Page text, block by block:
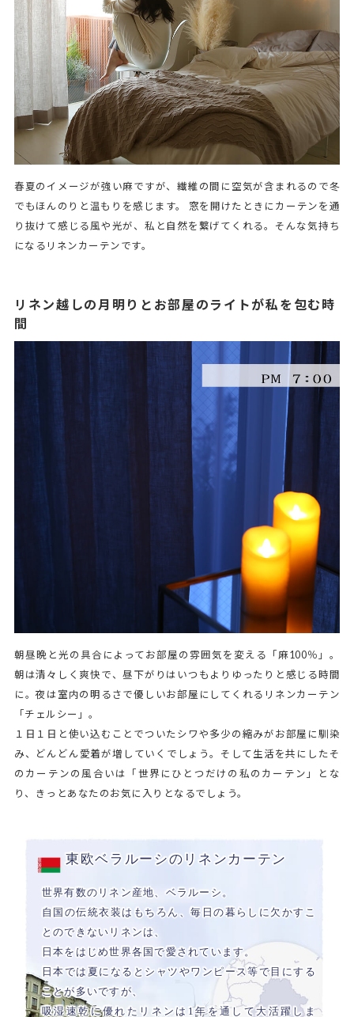
春夏のイメージが強い麻ですが、繊維の間に空気が含まれるので冬
でもほんのりと温もりを感じます。 窓を開けたときにカーテンを通
り抜けて感じる風や光が、私と自然を繋げてくれる。そんな気持ち
になるリネンカーテンです。
リネン越しの月明りとお部屋のライトが私を包む時
間
朝昼晩と光の具合によってお部屋の雰囲気を変える「麻100％」。
朝は清々しく爽快で、昼下がりはいつもよりゆったりと感じる時間
に。夜は室内の明るさで優しいお部屋にしてくれるリネンカーテン
「チェルシー」。
１日１日と使い込むことでついたシワや多少の縮みがお部屋に馴染
み、どんどん愛着が増していくでしょう。そして生活を共にしたそ
のカーテンの風合いは「世界にひとつだけの私のカーテン」とな
り、きっとあなたのお気に入りとなるでしょう。
東欧ベラルーシのリネンカーテン
世界有数のリネン産地、ベラルーシ。
自国の伝統衣装はもちろん、毎日の暮らしに欠かすこ
とのできないリネンは、
日本をはじめ世界各国で愛されています。
日本では夏になるとシャツやワンピース等で目にする
ことが多いですが、
吸湿速乾に優れたリネンは1年を通して大活躍しま